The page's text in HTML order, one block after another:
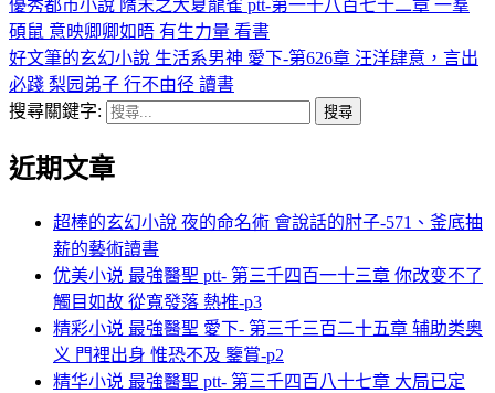
優秀都市小說 隋末之大夏龍雀 ptt-第一千八百七十二章 一羣
碩鼠 意映卿卿如晤 有生力量 看書
好文筆的玄幻小說 生活系男神 愛下-第626章 汪洋肆意，言出
必踐 梨园弟子 行不由径 讀書
搜尋關鍵字:
近期文章
超棒的玄幻小說 夜的命名術 會說話的肘子-571、釜底抽
薪的藝術讀書
优美小说 最強醫聖 ptt- 第三千四百一十三章 你改变不了
觸目如故 從寬發落 熱推-p3
精彩小说 最強醫聖 愛下- 第三千三百二十五章 辅助类奥
义 門裡出身 惟恐不及 鑒賞-p2
精华小说 最強醫聖 ptt- 第三千四百八十七章 大局已定